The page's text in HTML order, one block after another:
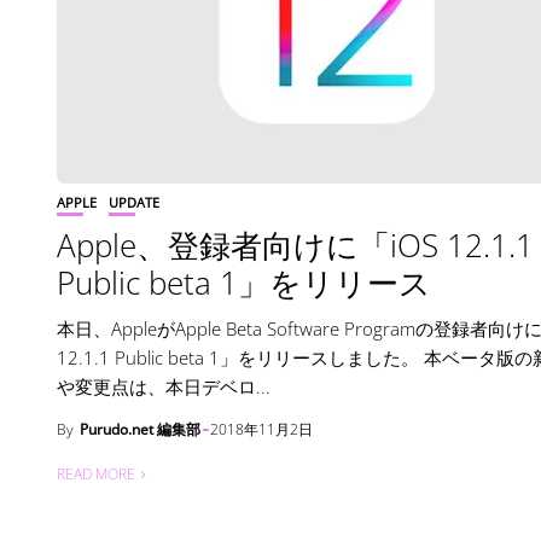
APPLE UPDATE
Apple、登録者向けに「iOS 12.1.1
Public beta 1」をリリース
本日、AppleがApple Beta Software Programの登録者向け
12.1.1 Public beta 1」をリリースしました。 本ベータ版の
や変更点は、本日デベロ...
By Purudo.net 編集部 2018年11月2日
READ MORE